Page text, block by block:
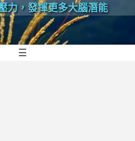
力，發揮更多大腦潛能
☰